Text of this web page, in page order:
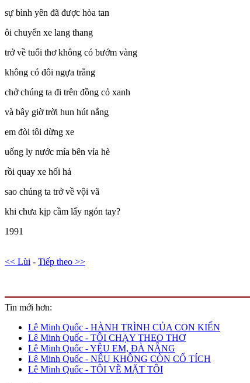
sự bình yên đã được hòa tan
ôi chuyến xe lang thang
trở về tuổi thơ không có bướm vàng
không có đôi ngựa trắng
chở chúng ta đi trên đồng cỏ xanh
và bây giờ trời hun hút nắng
em đòi tôi dừng xe
uống ly nước mía bên vỉa hè
rồi quay xe hối hả
sao chúng ta trở về vội vã
khi chưa kịp cầm lấy ngón tay?
1991
<< Lùi - Tiếp theo >>
Tin mới hơn:
Lê Minh Quốc - HÀNH TRÌNH CỦA CON KIẾN
Lê Minh Quốc - TÔI CHẠY THEO THƠ
Lê Minh Quốc - YÊU EM, ĐÀ NẴNG
Lê Minh Quốc - NẾU KHÔNG CÒN CỔ TÍCH
Lê Minh Quốc - TÔI VẼ MẶT TÔI